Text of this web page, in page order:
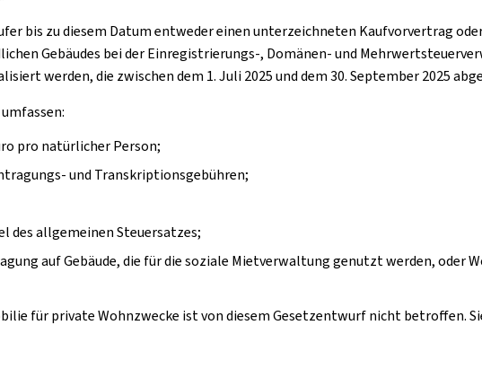
bis zu diesem Datum entweder einen unterzeichneten Kaufvorvertrag
Gebäudes bei der Einregistrierungs-, Domänen- und
werden, die zwischen dem 1. Juli 2025 und dem 30. September 2025
pro natürlicher Person;
und Transkriptionsgebühren;
des allgemeinen Steuersatzes;
auf Gebäude, die für die soziale Mietverwaltung genutzt werden, oder
für private Wohnzwecke ist von diesem Gesetzentwurf nicht betroffen.